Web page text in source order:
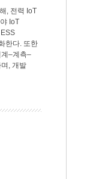
, 전력 IoT
IoT
한다. 또한
계–계측–
, 개발